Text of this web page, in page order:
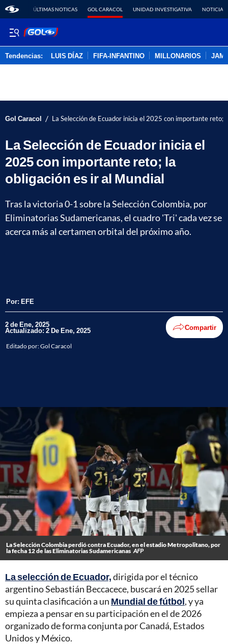
ÚLTIMAS NOTICAS GOL CARACOL UNIDAD INVESTIGATIVA NOTICIAS
Tendencias: LUIS DÍAZ FIFA-INFANTINO MILLONARIOS
Gol Caracol / La Selección de Ecuador inicia el 2025 con importante reto;
La Selección de Ecuador inicia el
2025 con importante reto; la
obligación es ir al Mundial
Tras la victoria 0-1 sobre la Selección Colombia, por
Eliminatorias Sudamericanas, el cuadro 'Tri' cada vez se
acerca más al certamen orbital del próximo año.
Por: EFE
2 de Ene, 2025
Actualizado: 2 De Ene, 2025 Compartir
Editado por:Gol Caracol
La Selección Colombia perdió contra Ecuador, en el estadio Metropolitano, por
la fecha 12 de las Eliminatorias Sudamericanas AFP
La selección de Ecuador,dirigida por el técnico
argentino Sebastián Beccacece, buscará en 2025 sellar
su quinta clasificación a un Mundial de fútbol, y ya
empieza a pensar en su participación en el de 2026
organizado de forma conjunta por Canadá, Estados
Unidos y México.